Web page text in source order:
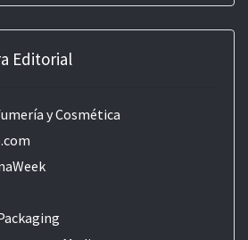
Editorial
y Cosmética